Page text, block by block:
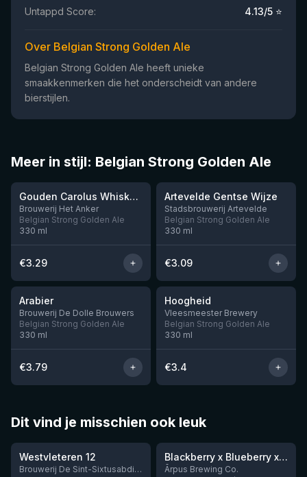
Untappd Score:
4.13/5 ⭐
Over Belgian Strong Golden Ale
Belgian Strong Golden Ale heeft unieke
smaakkenmerken die het onderscheidt van andere
bierstijlen.
Meer in stijl: Belgian Strong Golden Ale
★3.92
Gouden Carolus Whisky Infused Blond
Brouwerij Het Anker
Belgian Strong Golden Ale
330 ml
€3.29
★3.5
Artevelde Gentse Wijze
Stadsbrouwerij Artevelde
Belgian Strong Golden Ale
330 ml
€3.09
★3.46
Arabier
Brouwerij De Dolle Brouwers
Belgian Strong Golden Ale
330 ml
€3.79
★3.53
Hoogheid
Vleesmeester Brewery
Belgian Strong Golden Ale
330 ml
€3.4
Dit vind je misschien ook leuk
★4.46
Westvleteren 12
Brouwerij De Sint-Sixtusabdij van Westvleteren
Nog 9
★4.3
Blackberry x Blueberry x Mango x Pineapple x Peanut Butter Smoothie Sour Ale
Ārpus Brewing Co.